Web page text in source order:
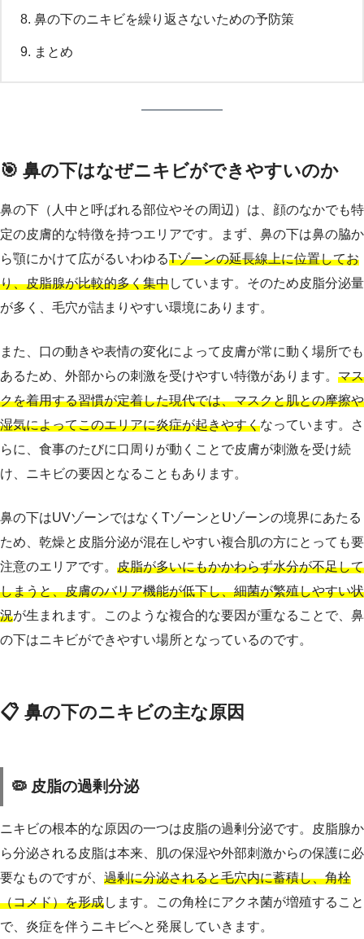
鼻の下のニキビを繰り返さないための予防策
まとめ
🎯 鼻の下はなぜニキビができやすいのか
鼻の下（人中と呼ばれる部位やその周辺）は、顔のなかでも特
定の皮膚的な特徴を持つエリアです。まず、鼻の下は鼻の脇か
ら顎にかけて広がるいわゆるTゾーンの延長線上に位置してお
り、皮脂腺が比較的多く集中しています。そのため皮脂分泌量
が多く、毛穴が詰まりやすい環境にあります。
また、口の動きや表情の変化によって皮膚が常に動く場所でも
あるため、外部からの刺激を受けやすい特徴があります。 マス
クを着用する習慣が定着した現代では、マスクと肌との摩擦や
湿気によってこのエリアに炎症が起きやすくなっています。さ
らに、食事のたびに口周りが動くことで皮膚が刺激を受け続
け、ニキビの要因となることもあります。
鼻の下はUVゾーンではなくTゾーンとUゾーンの境界にあたる
ため、乾燥と皮脂分泌が混在しやすい複合肌の方にとっても要
注意のエリアです。 皮脂が多いにもかかわらず水分が不足して
しまうと、皮膚のバリア機能が低下し、細菌が繁殖しやすい状
況が生まれます。このような複合的な要因が重なることで、鼻
の下はニキビができやすい場所となっているのです。
📋 鼻の下のニキビの主な原因
🦠 皮脂の過剰分泌
ニキビの根本的な原因の一つは皮脂の過剰分泌です。皮脂腺か
ら分泌される皮脂は本来、肌の保湿や外部刺激からの保護に必
要なものですが、 過剰に分泌されると毛穴内に蓄積し、角栓
（コメド）を形成します。この角栓にアクネ菌が増殖すること
で、炎症を伴うニキビへと発展していきます。